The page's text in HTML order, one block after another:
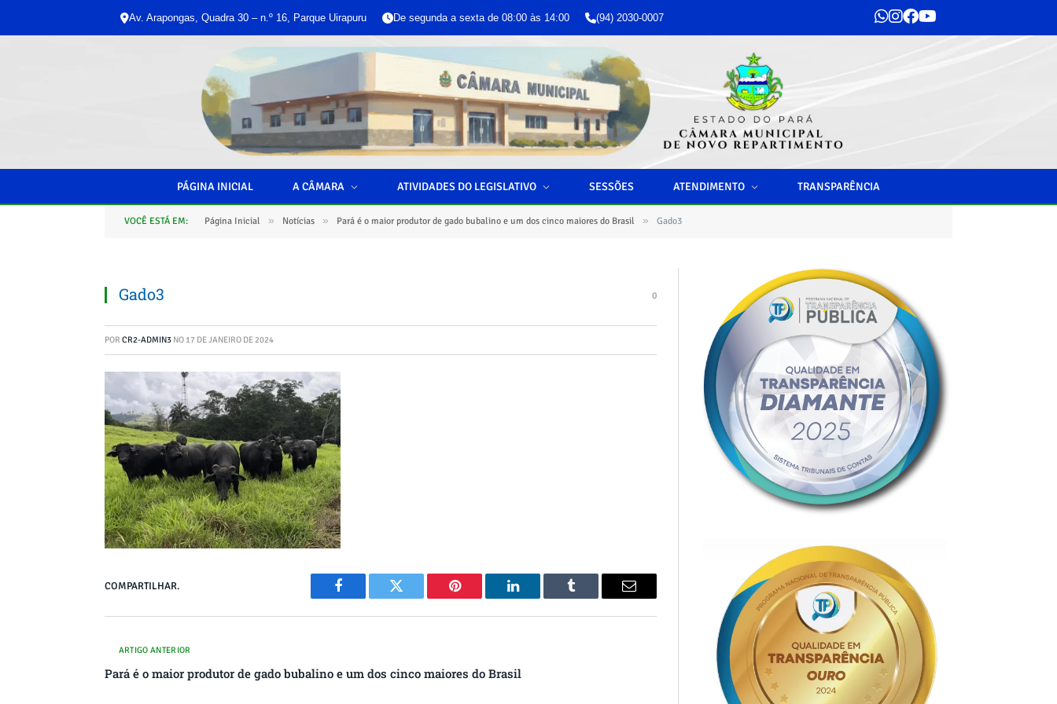
Av. Arapongas, Quadra 30 – n.º 16, Parque Uirapuru De segunda a sexta de 08:00 às 14:00 (94) 2030-0007
PÁGINA INICIAL A CÂMARA ATIVIDADES DO LEGISLATIVO SESSÕES ATENDIMENTO TRANSPARÊNCIA
VOCÊ ESTÁ EM: Página Inicial » Notícias » Pará é o maior produtor de gado bubalino e um dos cinco maiores do Brasil » Gado3
Gado3 0
POR CR2-ADMIN3 NO 17 DE JANEIRO DE 2024
COMPARTILHAR.
Facebook Twitter Pinterest
O
Tumblr
E-
ARTIGO ANTERIOR
Pará é o maior produtor de gado bubalino e um dos cinco maiores do Brasil